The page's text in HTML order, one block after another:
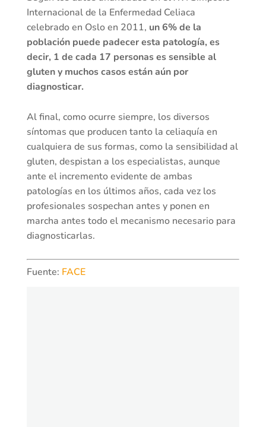
Internacional de la Enfermedad Celiaca
celebrado en Oslo en 2011, un 6% de la
población puede padecer esta patología, es
decir, 1 de cada 17 personas es sensible al
gluten y muchos casos están aún por
diagnosticar.
Al final, como ocurre siempre, los diversos
síntomas que producen tanto la celiaquía en
cualquiera de sus formas, como la sensibilidad al
gluten, despistan a los especialistas, aunque
ante el incremento evidente de ambas
patologías en los últimos años, cada vez los
profesionales sospechan antes y ponen en
marcha antes todo el mecanismo necesario para
diagnosticarlas.
Fuente: FACE